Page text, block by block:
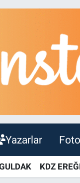
Yazarlar
KDZ